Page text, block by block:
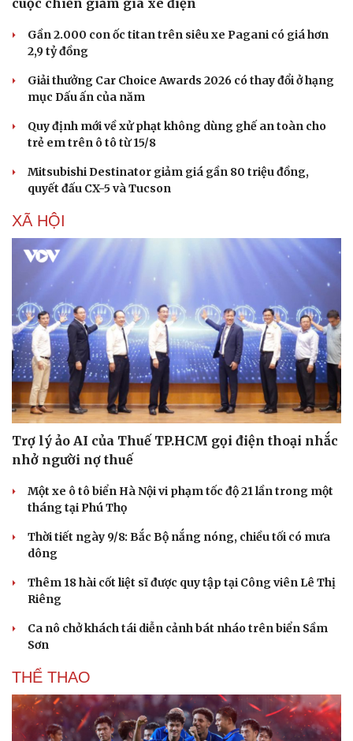
Dinh dưỡng - món ngon
Cây thuốc
Sản phụ khoa
Nhi khoa
Nam khoa
Làm đẹp - giảm cân
Phòng mạch online
Ăn sạch sống khỏe
Nhà đẹp
Blog
Tình yêu - Gia đình
Gần 2.000 con ốc titan trên siêu xe Pagani có giá hơn
2,9 tỷ đồng
Giải thưởng Car Choice Awards 2026 có thay đổi ở hạng
mục Dấu ấn của năm
Quy định mới về xử phạt không dùng ghế an toàn cho
trẻ em trên ô tô từ 15/8
Mitsubishi Destinator giảm giá gần 80 triệu đồng,
quyết đấu CX-5 và Tucson
XÃ HỘI
Trợ lý ảo AI của Thuế TP.HCM gọi điện thoại nhắc
nhở người nợ thuế
Một xe ô tô biển Hà Nội vi phạm tốc độ 21 lần trong một
tháng tại Phú Thọ
Thời tiết ngày 9/8: Bắc Bộ nắng nóng, chiều tối có mưa
dông
Thêm 18 hài cốt liệt sĩ được quy tập tại Công viên Lê Thị
Riêng
Ca nô chở khách tái diễn cảnh bát nháo trên biển Sầm
Sơn
THỂ THAO